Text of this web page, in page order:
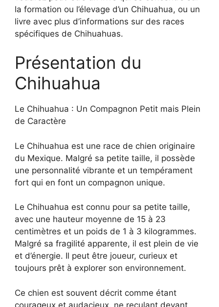
la formation ou l’élevage d’un Chihuahua, ou un
livre avec plus d’informations sur des races
spécifiques de Chihuahuas.
Présentation du
Chihuahua
Le Chihuahua : Un Compagnon Petit mais Plein
de Caractère
Le Chihuahua est une race de chien originaire
du Mexique. Malgré sa petite taille, il possède
une personnalité vibrante et un tempérament
fort qui en font un compagnon unique.
Le Chihuahua est connu pour sa petite taille,
avec une hauteur moyenne de 15 à 23
centimètres et un poids de 1 à 3 kilogrammes.
Malgré sa fragilité apparente, il est plein de vie
et d’énergie. Il peut être joueur, curieux et
toujours prêt à explorer son environnement.
Ce chien est souvent décrit comme étant
courageux et audacieux, ne reculant devant